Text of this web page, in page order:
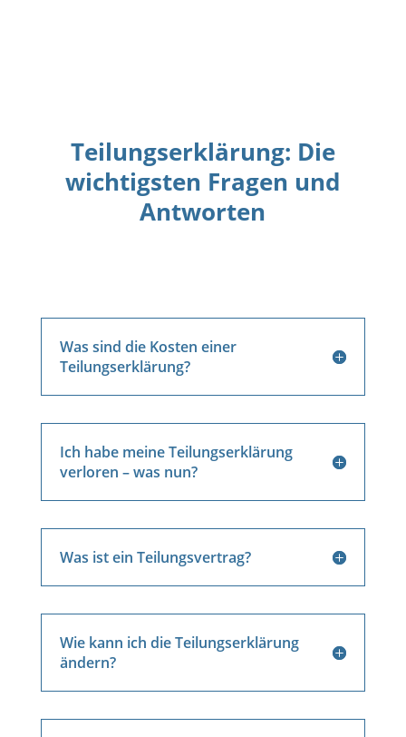
Teilungserklärung: Die
wichtigsten Fragen und
Antworten
Was sind die Kosten einer
Teilungserklärung?
Ich habe meine Teilungserklärung
verloren – was nun?
Was ist ein Teilungsvertrag?
Wie kann ich die Teilungserklärung
ändern?